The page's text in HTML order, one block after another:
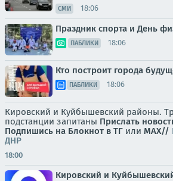
СМИ 18:06
Праздник спорта и День
ПАБЛИКИ 18:06
Кто построит города
ПАБЛИКИ 18:06
Кировский и Куйбышевский районы.
подстанции запитаны Прислать
Подпишись на Блокнот в ТГ или МАХ//
ДНР
18:00
Кировский и